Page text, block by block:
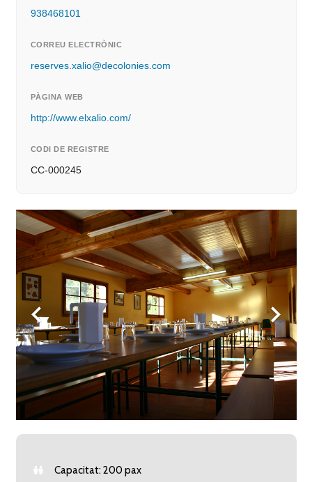
938468101
CORREU ELECTRÒNIC
reserves.xalio@decolonies.com
PÀGINA WEB
http://www.elxalio.com/
CODI DE REGISTRE
CC-000245
Capacitat: 200 pax